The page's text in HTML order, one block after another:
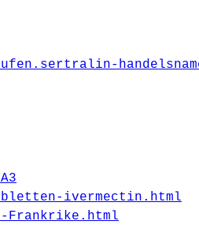
ivermectin.html